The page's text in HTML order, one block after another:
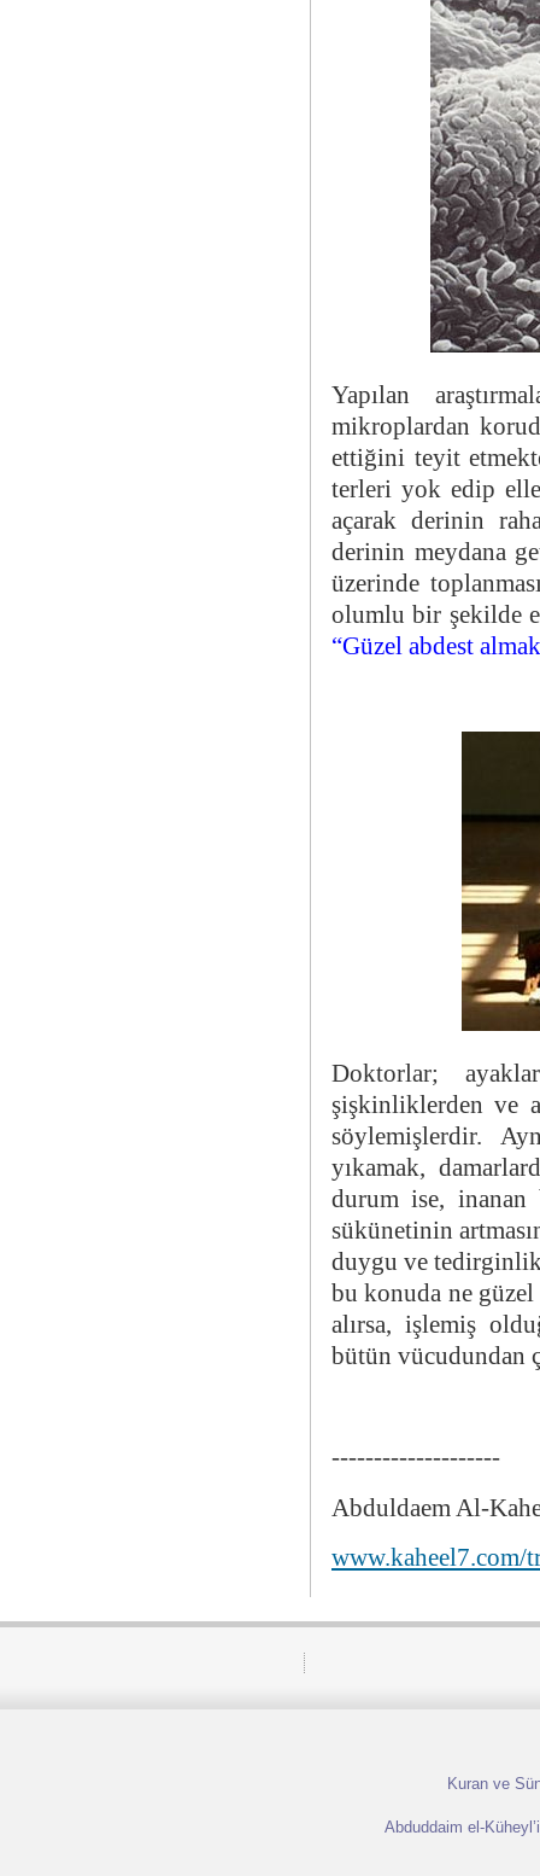
Yapılan
mikroplardan
ettiğini teyit
terleri yok edip
açarak derinin
derinin meydana
üzerinde
olumlu bir şekilde
“Güzel abdest
Doktorlar;
şişkinliklerden ve
söylemişlerdir.
yıkamak,
durum ise,
sükünetinin
duygu ve
bu konuda ne
alırsa, işlemiş
bütün vücudundan
--------------------
Abduldaem Al-
www.kaheel7.com/
Kuran ve
Abduddaim el-